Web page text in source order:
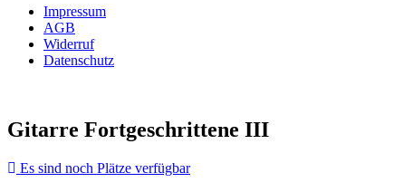
Impressum
AGB
Widerruf
Datenschutz
Gitarre Fortgeschrittene III
Es sind noch Plätze verfügbar